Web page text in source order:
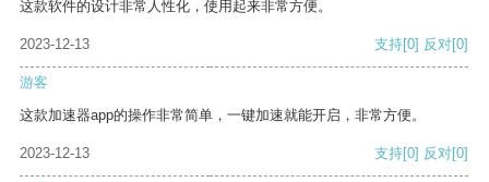
这款软件的设计非常人性化，使用起来非常方便。
2023-12-13 支持[0] 反对[0]
游客
这款加速器app的操作非常简单，一键加速就能开启，非常方便。
2023-12-13 支持[0] 反对[0]